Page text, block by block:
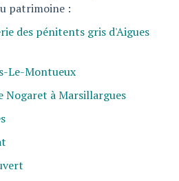
patrimoine :
des pénitents gris d'Aigues
Le-Montueux
Nogaret à Marsillargues